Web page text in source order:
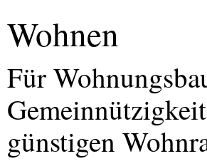
Wohnen
Für
günstigen